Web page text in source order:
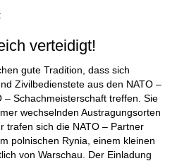
verteidigt!
gute Tradition, dass sich
Zivilbedienstete aus den NATO –
– Schachmeisterschaft treffen. Sie
wechselnden Austragungsorten
trafen sich die NATO – Partner
polnischen Rynia, einem kleinen
von Warschau. Der Einladung